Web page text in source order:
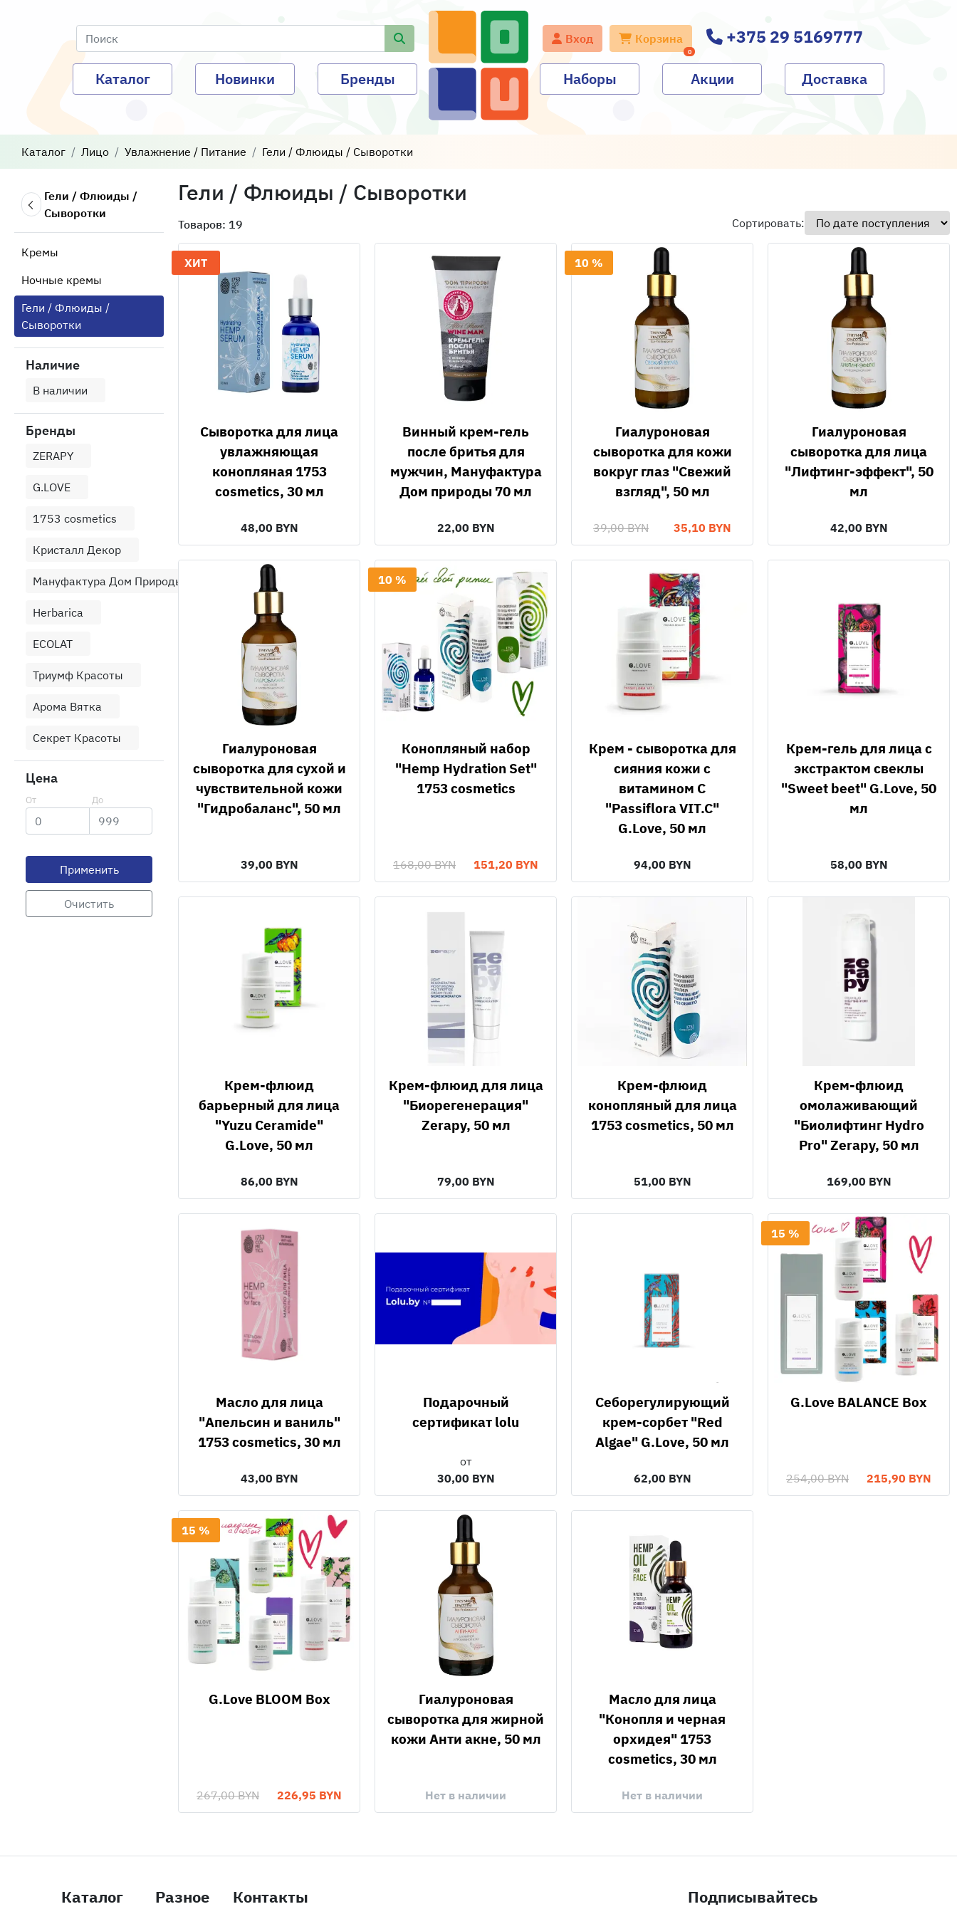
Каталог Новинки Бренды
Вход Корзина
0
+375 29 5169777
Наборы Акции Доставка
Каталог Лицо Увлажнение / Питание Гели / Флюиды / Сыворотки
Гели / Флюиды /
Сыворотки
Кремы
Ночные кремы
Гели / Флюиды /
Сыворотки
Наличие
В наличии
Бренды
ZERAPY
G.LOVE
1753 cosmetics
Кристалл Декор
Мануфактура Дом Природы
Herbarica
ECOLAT
Триумф Красоты
Арома Вятка
Секрет Красоты
Цена
Гели / Флюиды / Сыворотки
Товаров: 19 Сортировать:
ХИТ
Сыворотка для лица
увлажняющая
конопляная 1753
cosmetics, 30 мл
48,00 BYN
Винный крем-гель
после бритья для
мужчин, Мануфактура
Дом природы 70 мл
22,00 BYN
10 %
Гиалуроновая
сыворотка для кожи
вокруг глаз "Свежий
взгляд", 50 мл
39,00 BYN 35,10 BYN
Гиалуроновая
сыворотка для лица
"Лифтинг-эффект", 50
мл
42,00 BYN
Гиалуроновая
сыворотка для сухой и
чувствительной кожи
"Гидробаланс", 50 мл
39,00 BYN
10 %
Конопляный набор
"Hemp Hydration Set"
1753 cosmetics
168,00 BYN 151,20 BYN
Крем - сыворотка для
сияния кожи с
витамином С
"Passiflora VIT.C"
G.Love, 50 мл
94,00 BYN
Крем-гель для лица с
экстрактом свеклы
"Sweet beet" G.Love, 50
мл
58,00 BYN
Крем-флюид
барьерный для лица
"Yuzu Ceramide"
G.Love, 50 мл
86,00 BYN
Крем-флюид для лица
"Биорегенерация"
Zerapy, 50 мл
79,00 BYN
Крем-флюид
конопляный для лица
1753 cosmetics, 50 мл
51,00 BYN
Крем-флюид
омолаживающий
"Биолифтинг Hydro
Pro" Zerapy, 50 мл
169,00 BYN
Масло для лица
"Апельсин и ваниль"
1753 cosmetics, 30 мл
43,00 BYN
Подарочный
сертификат lolu
от
30,00 BYN
Себорегулирующий
крем-сорбет "Red
Algae" G.Love, 50 мл
62,00 BYN
15 %
G.Love BALANCE Box
254,00 BYN 215,90 BYN
15 %
G.Love BLOOM Box
267,00 BYN 226,95 BYN
Гиалуроновая
сыворотка для жирной
кожи Анти акне, 50 мл
Нет в наличии
Масло для лица
"Конопля и черная
орхидея" 1753
cosmetics, 30 мл
Нет в наличии
Каталог Разное Контакты Подписывайтесь